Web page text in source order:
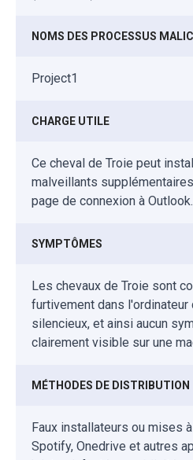
NOMS DES PROCESSUS
Project1
CHARGE UTILE
Ce cheval de Troie peut
malveillants
page de connexion à Outlook.
SYMPTÔMES
Les chevaux de Troie sont
furtivement dans
silencieux, et ainsi aucun
clairement visible sur une
MÉTHODES DE DISTRIBUTION
Faux installateurs ou mises
Spotify, Onedrive et autres